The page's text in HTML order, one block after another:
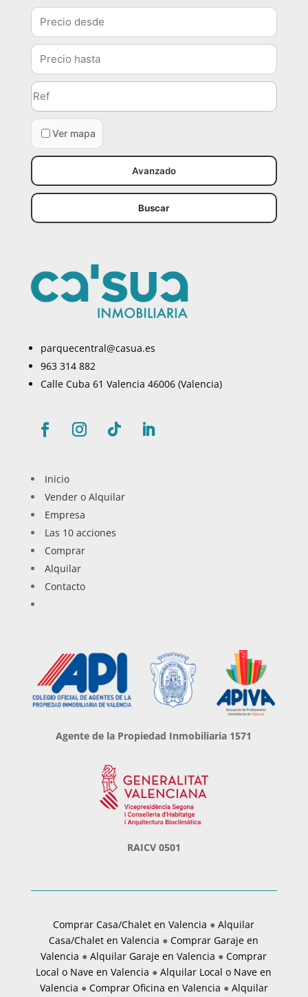
Precio
desde
Precio
hasta
Referencia
Ver mapa
Avanzado
Buscar
parquecentral@casua.es
963 314 882
Calle Cuba 61 Valencia 46006 (Valencia)
Inicio
Vender o Alquilar
Empresa
Las 10 acciones
Comprar
Alquilar
Contacto
Agente de la Propiedad Inmobiliaria 1571
RAICV 0501
Comprar Casa/Chalet en Valencia ●Alquilar
Casa/Chalet en Valencia ●Comprar Garaje en
Valencia ●Alquilar Garaje en Valencia ●Comprar
Local o Nave en Valencia ●Alquilar Local o Nave en
Valencia ● Comprar Oficina en Valencia ● Alquilar